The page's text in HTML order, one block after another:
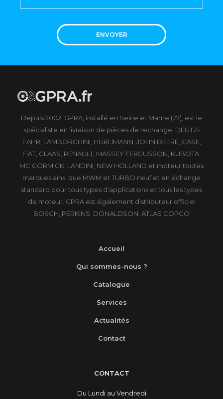
ENVOYER
Depuis 2002, GPRA, installé en Seine et Marne (77), est le
spécialiste en livraison de pièces de rechange DEUTZ-
FAHR, LAMBORGHINI, HÜRLIMANN, JOHN DEERE, CASE,
FIAT, CLAAS, RENAULT, MASSEY FERGUSSON, KUBOTA,
MC CORMICK, LANDINI, NEW HOLLAND et moteur toutes
marques ainsi que MWM et TURBO neuf et en échange
standard pour tous types d'applications et tous les types
de moteur. GPRA est également distributeur officiel
BOSCH, PERKINS, DONALDSON, ATLAS COPCO
Accueil
Qui sommes-nous ?
Catalogue
Services
Actualités
Contact
CONTACT
Du Lundi au Vendredi